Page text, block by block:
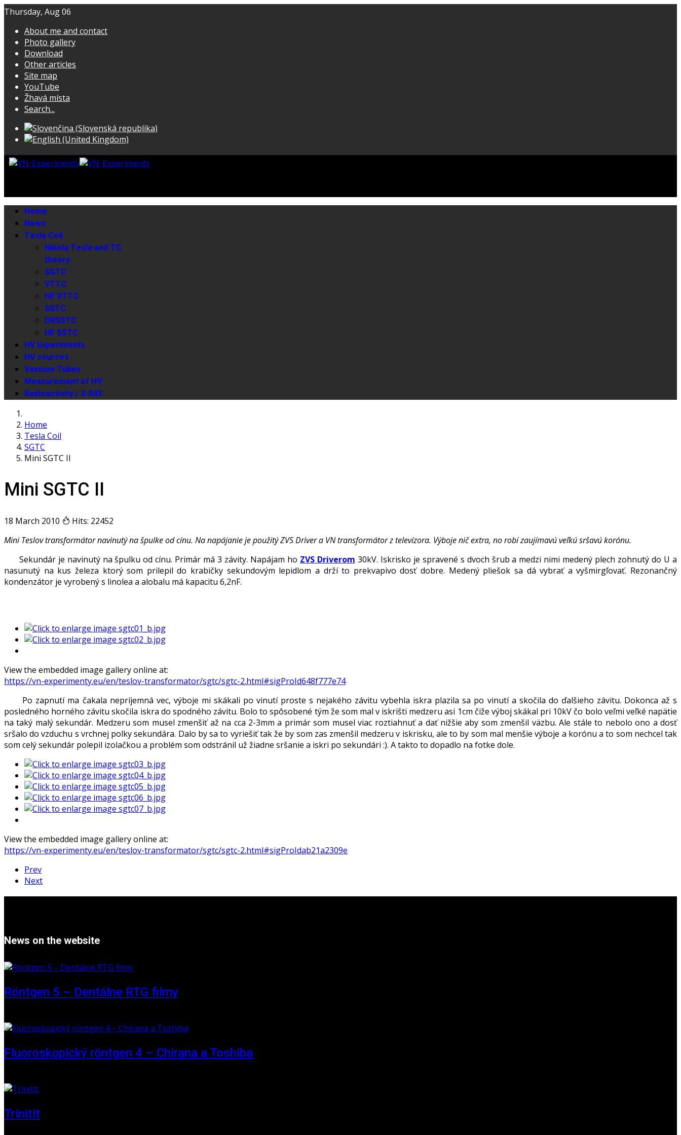
Thursday, Aug 06
About me and contact
Photo gallery
Download
Other articles
Site map
YouTube
Žhavá místa
Search...
Home
News
Tesla Coil
Nikola Tesla and TC
theory
SGTC
VTTC
HF VTTC
SSTC
DRSSTC
HF SSTC
HV Experiments
HV sources
Vacuum Tubes
Measurement of HV
Radioactivity / X-RAY
Home
Tesla Coil
SGTC
Mini SGTC II
Mini SGTC II
18 March 2010
Hits: 22452
Mini Teslov transformátor navinutý na špulke od cínu. Na napájanie je použitý ZVS Driver a VN transformátor z televízora. Výboje nič extra, no robí zaujímavú veľkú sršavú korónu.
Sekundár je navinutý na špulku od cínu. Primár má 3 závity. Napájam ho ZVS Driverom 30kV. Iskrisko je spravené s dvoch šrub a medzi nimi medený plech zohnutý do U a
nasunutý na kus železa ktorý som prilepil do krabičky sekundovým lepidlom a drží to prekvapivo dosť dobre. Medený pliešok sa dá vybrať a vyšmirgľovať. Rezonančný
kondenzátor je vyrobený s linolea a alobalu má kapacitu 6,2nF.
View the embedded image gallery online at:
https://vn-experimenty.eu/en/teslov-transformator/sgtc/sgtc-2.html#sigProId648f777e74
Po zapnutí ma čakala nepríjemná vec, výboje mi skákali po vinutí proste s nejakého závitu vybehla iskra plazila sa po vinutí a skočila do ďalšieho závitu. Dokonca až s
posledného horného závitu skočila iskra do spodného závitu. Bolo to spôsobené tým že som mal v iskrišti medzeru asi 1cm čiže výboj skákal pri 10kV čo bolo veľmi veľké napätie
na taký malý sekundár. Medzeru som musel zmenšiť až na cca 2-3mm a primár som musel viac roztiahnuť a dať nižšie aby som zmenšil väzbu. Ale stále to nebolo ono a dosť
sršalo do vzduchu s vrchnej polky sekundára. Dalo by sa to vyriešiť tak že by som zas zmenšil medzeru v iskrisku, ale to by som mal menšie výboje a korónu a to som nechcel tak
som celý sekundár polepil izolačkou a problém som odstránil už žiadne sršanie a iskri po sekundári :). A takto to dopadlo na fotke dole.
View the embedded image gallery online at:
https://vn-experimenty.eu/en/teslov-transformator/sgtc/sgtc-2.html#sigProIdab21a2309e
Prev
Next
News on the website
Röntgen 5 – Dentálne RTG filmy
Fluoroskopický röntgen 4 – Chirana a Toshiba
Trinitit